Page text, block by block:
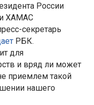
России
ХАМАС
секретарь
РБК.
для
и вряд ли может
приемлем такой
нашего